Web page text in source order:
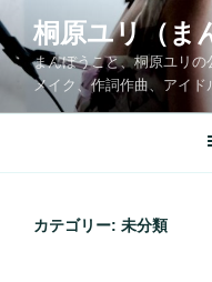
ン
テ
ツ
ス
桐原ユリ（ま
まんぼうこと、桐原ユリ
メイク、作詞作曲、アイ
カテゴリー: 未分類